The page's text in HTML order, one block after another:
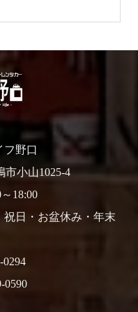
フ野口
市小山1025-4
18:00
祝日・お盆休み・年末
0294
0590